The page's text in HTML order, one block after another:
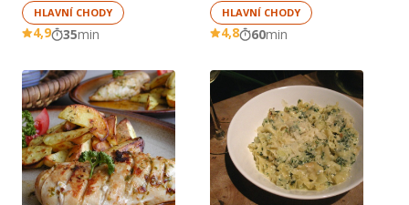
HLAVNÍ CHODY
4,9 35min
HLAVNÍ CHODY
4,8 60min